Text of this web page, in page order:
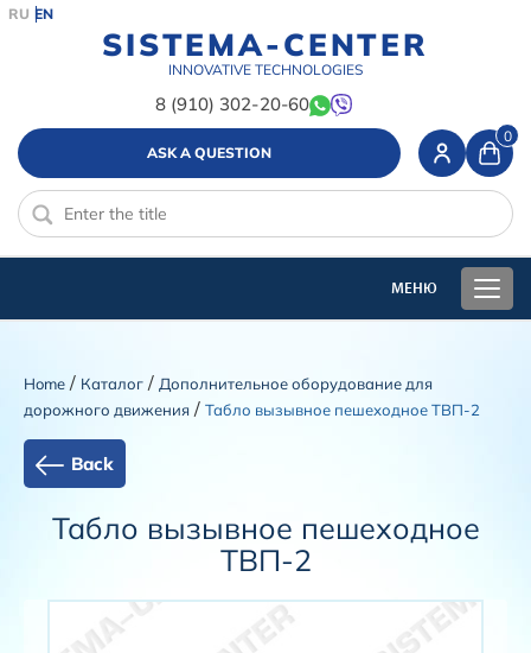
SISTEMA-CENTER
INNOVATIVE TECHNOLOGIES
8 (910) 302-20-60
RU EN
ASK A QUESTION
0
Home / Каталог / Дополнительное оборудование для
дорожного движения / Табло вызывное пешеходное ТВП-2
Back
Табло вызывное пешеходное
ТВП-2